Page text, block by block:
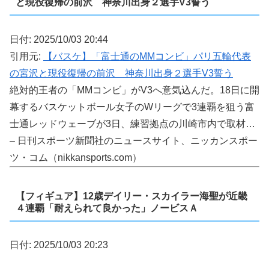
と現役復帰の前沢 神奈川出身２選手V3誓う
日付: 2025/10/03 20:44
引用元:
【バスケ】「富士通のMMコンビ」パリ五輪代表
の宮沢と現役復帰の前沢 神奈川出身２選手V3誓う
絶対的王者の「MMコンビ」がV3へ意気込んだ。18日に開
幕するバスケットボール女子のWリーグで3連覇を狙う富
士通レッドウェーブが3日、練習拠点の川崎市内で取材…
– 日刊スポーツ新聞社のニュースサイト、ニッカンスポー
ツ・コム（nikkansports.com）
【フィギュア】12歳デイリー・スカイラー海聖が近畿
４連覇「耐えられて良かった」ノービスＡ
日付: 2025/10/03 20:23